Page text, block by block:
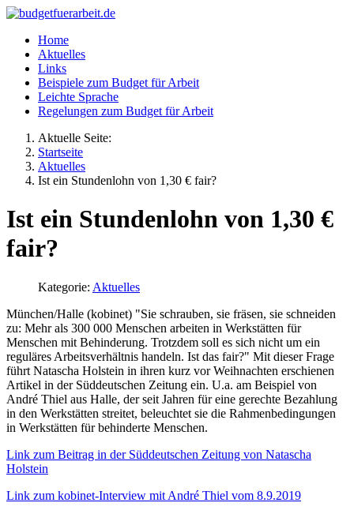
Home
Aktuelles
Links
Beispiele zum Budget für Arbeit
Leichte Sprache
Regelungen zum Budget für Arbeit
Aktuelle Seite:
Startseite
Aktuelles
Ist ein Stundenlohn von 1,30 € fair?
Ist ein Stundenlohn von 1,30 €
fair?
Kategorie: Aktuelles
München/Halle (kobinet) "Sie schrauben, sie fräsen, sie schneiden
zu: Mehr als 300 000 Menschen arbeiten in Werkstätten für
Menschen mit Behinderung. Trotzdem soll es sich nicht um ein
reguläres Arbeitsverhältnis handeln. Ist das fair?" Mit dieser Frage
führt Natascha Holstein in ihren kurz vor Weihnachten erschienen
Artikel in der Süddeutschen Zeitung ein. U.a. am Beispiel von
André Thiel aus Halle, der seit Jahren für eine gerechte Bezahlung
in den Werkstätten streitet, beleuchtet sie die Rahmenbedingungen
in Werkstätten für behinderte Menschen.
Link zum Beitrag in der Süddeutschen Zeitung von Natascha
Holstein
Link zum kobinet-Interview mit André Thiel vom 8.9.2019